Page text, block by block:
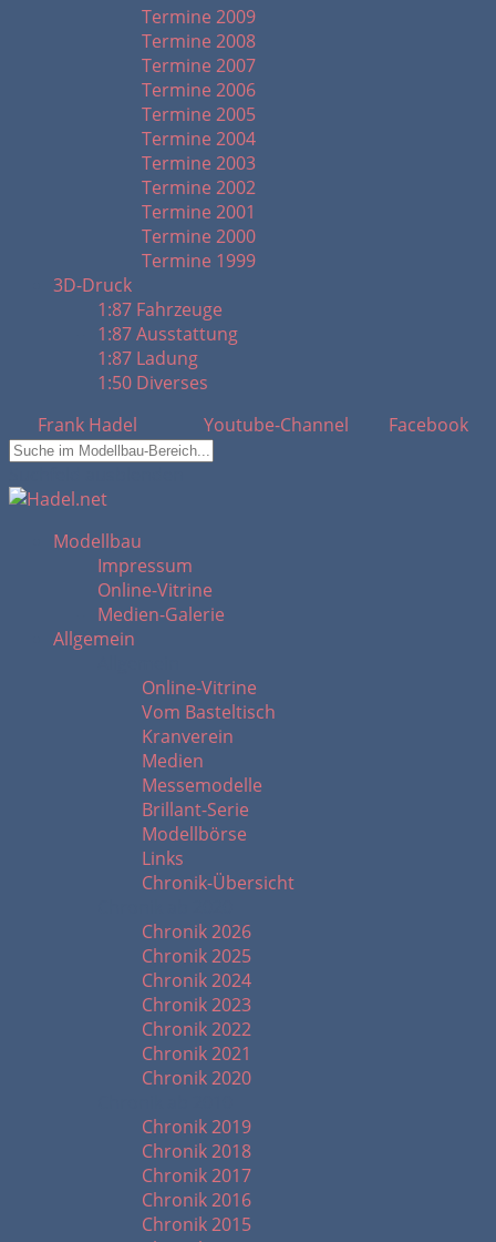
Termine 2009
Termine 2008
Termine 2007
Termine 2006
Termine 2005
Termine 2004
Termine 2003
Termine 2002
Termine 2001
Termine 2000
Termine 1999
3D-Druck
1:87 Fahrzeuge
1:87 Ausstattung
1:87 Ladung
1:50 Diverses
Frank Hadel
Youtube-Channel Facebook
Modellbau
Impressum
Online-Vitrine
Medien-Galerie
Allgemein
Online-Vitrine
Vom Basteltisch
Kranverein
Medien
Messemodelle
Brillant-Serie
Modellbörse
Links
Chronik-Übersicht
Chronik 2026
Chronik 2025
Chronik 2024
Chronik 2023
Chronik 2022
Chronik 2021
Chronik 2020
Chronik 2019
Chronik 2018
Chronik 2017
Chronik 2016
Chronik 2015